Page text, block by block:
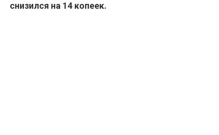
снизился на 14 копеек.